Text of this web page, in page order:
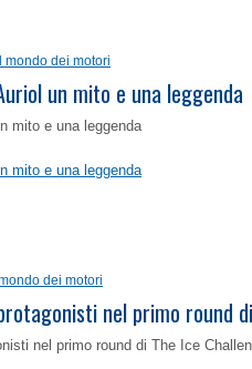
mondo dei motori
un mito e una leggenda
mito e una leggenda
mito e una leggenda
dei motori
nel primo round
nel primo round di The Ice